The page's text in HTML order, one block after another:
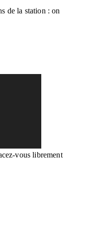
de la station : on
vous librement